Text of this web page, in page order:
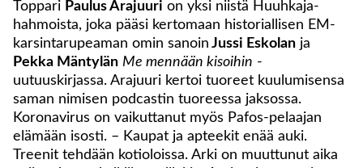
Toppari Paulus Arajuuri on yksi niistä Huuhkaja-
hahmoista, joka pääsi kertomaan historiallisen EM-
karsintarupeaman omin sanoin Jussi Eskolan ja
Pekka Mäntylän Me mennään kisoihin -
uutuuskirjassa. Arajuuri kertoi tuoreet kuulumisensa
saman nimisen podcastin tuoreessa jaksossa.
Koronavirus on vaikuttanut myös Pafos-pelaajan
elämään isosti. – Kaupat ja apteekit enää auki.
Treenit tehdään kotioloissa. Arki on muuttunut aika